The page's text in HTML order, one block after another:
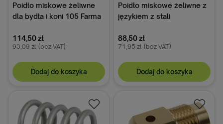
Poidło miskowe żeliwne
dla bydła i koni 105 Farma
114,50 zł
93,09 zł (bez VAT)
Dodaj do koszyka
Poidło miskowe żeliwne z
językiem z stali
88,50 zł
71,95 zł (bez VAT)
Dodaj do koszyka